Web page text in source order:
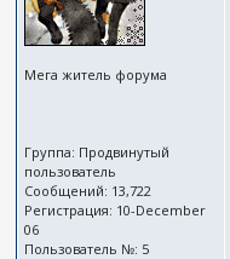
Мега житель форума
Группа: Продвинутый
пользователь
Сообщений: 13,722
Регистрация: 10-December
06
Пользователь №: 5